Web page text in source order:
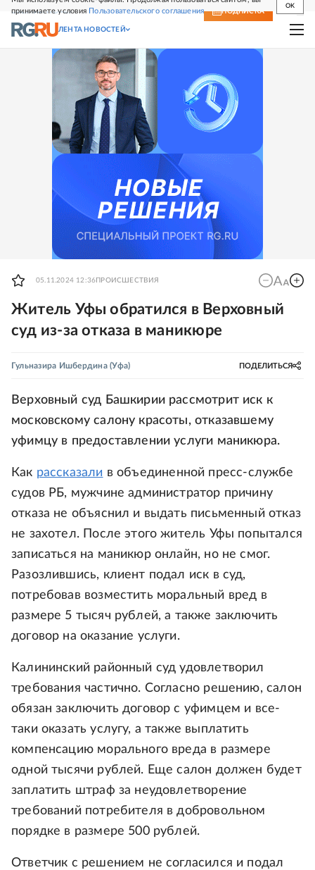
принимаете условия Пользовательского соглашения
OK
СВЕЖИЙ НОМЕР ПОДПИСКА
ЛЕНТА НОВОСТЕЙ
05.11.2024 12:36 ПРОИСШЕСТВИЯ
Житель Уфы обратился в Верховный
суд из-за отказа в маникюре
Гульназира Ишбердина(Уфа) ПОДЕЛИТЬСЯ
Верховный суд Башкирии рассмотрит иск к
московскому салону красоты, отказавшему
уфимцу в предоставлении услуги маникюра.
Как рассказали в объединенной пресс-службе
судов РБ, мужчине администратор причину
отказа не объяснил и выдать письменный отказ
не захотел. После этого житель Уфы попытался
записаться на маникюр онлайн, но не смог.
Разозлившись, клиент подал иск в суд,
потребовав возместить моральный вред в
размере 5 тысяч рублей, а также заключить
договор на оказание услуги.
Калининский районный суд удовлетворил
требования частично. Согласно решению, салон
обязан заключить договор с уфимцем и все-
таки оказать услугу, а также выплатить
компенсацию морального вреда в размере
одной тысячи рублей. Еще салон должен будет
заплатить штраф за неудовлетворение
требований потребителя в добровольном
порядке в размере 500 рублей.
Ответчик с решением не согласился и подал